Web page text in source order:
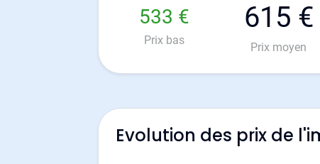
533 €
Prix bas
615 €
Prix moyen
Evolution des prix de